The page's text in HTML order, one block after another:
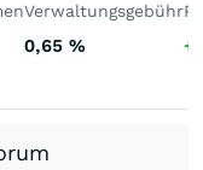
Verwaltungsgebühr
0,65 %